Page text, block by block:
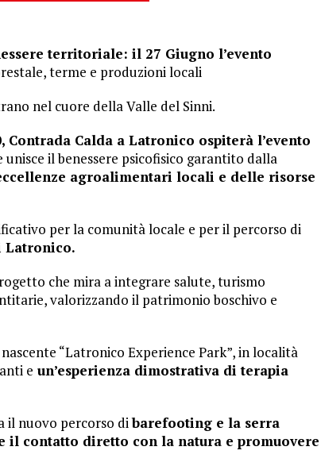
territoriale: il 27 Giugno l’evento
terme e produzioni locali
nel cuore della Valle del Sinni.
Calda a Latronico ospiterà l’evento
unisce il benessere psicofisico garantito dalla
agroalimentari locali e delle risorse
per la comunità locale e per il percorso di
Latronico.
che mira a integrare salute, turismo
valorizzando il patrimonio boschivo e
“Latronico Experience Park”, in località
e un’esperienza dimostrativa di terapia
il nuovo percorso dibarefooting e la serra
contatto diretto con la natura e promuovere